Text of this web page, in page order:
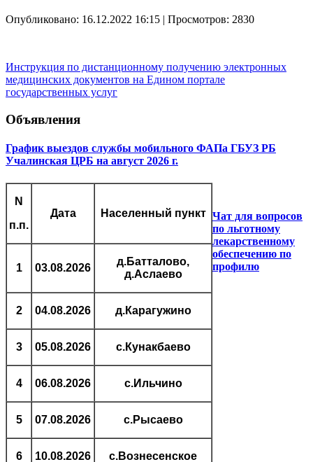
Опубликовано: 16.12.2022 16:15 | Просмотров: 2830
Инструкция по дистанционному получению электронных
медицинских документов на Едином портале
государственных услуг
Объявления
График выездов службы мобильного ФАПа ГБУЗ РБ
Учалинская ЦРБ на август 2026 г.
N
п.п.
Дата Населенный пункт
1 03.08.2026
д.Батталово,
д.Аслаево
2 04.08.2026 д.Карагужино
3 05.08.2026 с.Кунакбаево
4 06.08.2026 с.Ильчино
5 07.08.2026 с.Рысаево
6 10.08.2026 с.Вознесенское
Чат для вопросов
по льготному
лекарственному
обеспечению по
профилю